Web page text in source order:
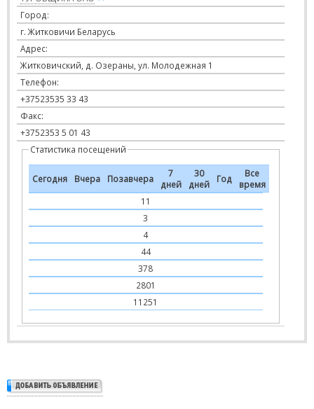
Город:
г. Житковичи Беларусь
Адрес:
Житковичский, д. Озераны, ул. Молодежная 1
Телефон:
+37523535 33 43
Факс:
+3752353 5 01 43
Статистика посещений
Сегодня Вчера Позавчера
7
дней
30
дней
Год
Все
время
11
3
4
44
378
2801
11251